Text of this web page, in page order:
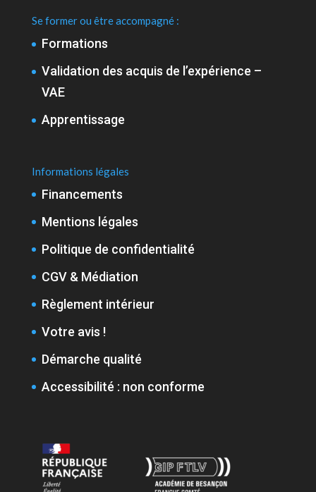
Se former ou être accompagné :
Formations
Validation des acquis de l’expérience –
VAE
Apprentissage
Informations légales
Financements
Mentions légales
Politique de confidentialité
CGV & Médiation
Règlement intérieur
Votre avis !
Démarche qualité
Accessibilité : non conforme